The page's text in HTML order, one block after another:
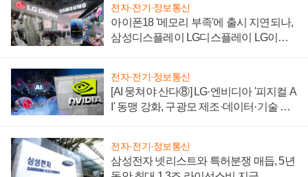
전자·전기·정보통신
아이폰18 '메모리 부족'에 출시 지연되나,
삼성디스플레이 LG디스플레이 LG이노
전자·전기·정보통신
[AI 뭉쳐야 산다⑧] LG·엔비디아 '피지컬 A
I' 동맹 강화, 구광모 제조·데이터·기술 결
전자·전기·정보통신
삼성전자 넷리스트와 특허분쟁 매듭, 5년